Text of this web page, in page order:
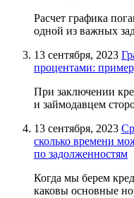
Расчет графика
одной из важных
13 сентября, 2023
процентами:
При заключении
и займодавцем
13 сентября, 2023
сколько времени
по задолженностям
Когда мы берем
каковы основные